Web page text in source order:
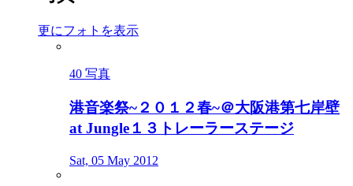
更にフォトを表示
40 写真
港音楽祭~２０１２春~＠大阪港第七岸壁
at Jungle１３トレーラーステージ
Sat, 05 May 2012